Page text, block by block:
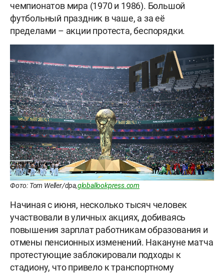
чемпионатов мира (1970 и 1986). Большой
футбольный праздник в чаше, а за её
пределами – акции протеста, беспорядки.
Фото: Tom Weller/dpa,globallookpress.com
Начиная с июня, несколько тысяч человек
участвовали в уличных акциях, добиваясь
повышения зарплат работникам образования и
отмены пенсионных изменений. Накануне матча
протестующие заблокировали подходы к
стадиону, что привело к транспортному